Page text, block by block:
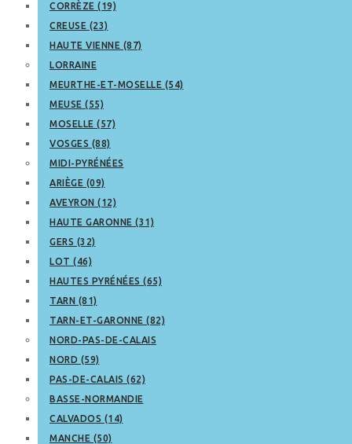
CORRÈZE (19)
CREUSE (23)
HAUTE VIENNE (87)
LORRAINE
MEURTHE-ET-MOSELLE (54)
MEUSE (55)
MOSELLE (57)
VOSGES (88)
MIDI-PYRÉNÉES
ARIÈGE (09)
AVEYRON (12)
HAUTE GARONNE (31)
GERS (32)
LOT (46)
HAUTES PYRÉNÉES (65)
TARN (81)
TARN-ET-GARONNE (82)
NORD-PAS-DE-CALAIS
NORD (59)
PAS-DE-CALAIS (62)
BASSE-NORMANDIE
CALVADOS (14)
MANCHE (50)